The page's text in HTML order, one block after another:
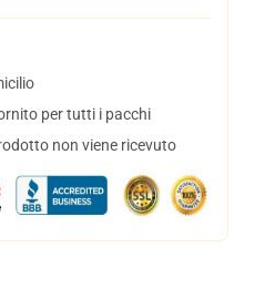
per tutti i pacchi
non viene ricevuto